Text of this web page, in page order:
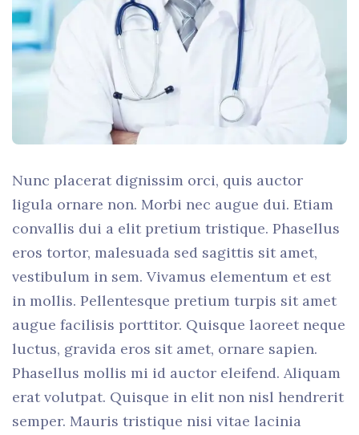
Nunc placerat dignissim orci, quis auctor
ligula ornare non. Morbi nec augue dui. Etiam
convallis dui a elit pretium tristique. Phasellus
eros tortor, malesuada sed sagittis sit amet,
vestibulum in sem. Vivamus elementum et est
in mollis. Pellentesque pretium turpis sit amet
augue facilisis porttitor. Quisque laoreet neque
luctus, gravida eros sit amet, ornare sapien.
Phasellus mollis mi id auctor eleifend. Aliquam
erat volutpat. Quisque in elit non nisl hendrerit
semper. Mauris tristique nisi vitae lacinia